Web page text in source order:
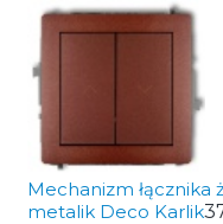
Mechanizm
metalik Deco Karlik